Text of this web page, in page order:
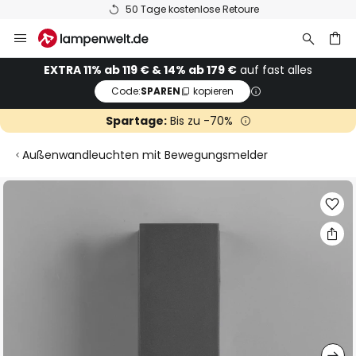
50 Tage kostenlose Retoure
Inhalt
springenEXTRA 11% ab 119 € & 14% ab 179 € auf fast alles
Code:SPAREN kopieren
Spartage:Bis zu -70%
Außenwandleuchten mit Bewegungsmelder
Zum